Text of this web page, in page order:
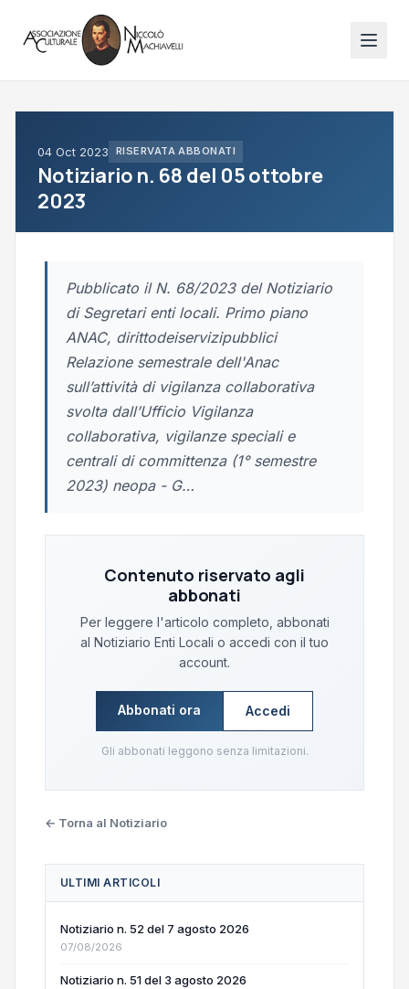
04 Oct 2023 RISERVATA ABBONATI
Notiziario n. 68 del 05 ottobre
2023
Pubblicato il N. 68/2023 del Notiziario
di Segretari enti locali. Primo piano
ANAC, dirittodeiservizipubblici
Relazione semestrale dell'Anac
sull’attività di vigilanza collaborativa
svolta dall’Ufficio Vigilanza
collaborativa, vigilanze speciali e
centrali di committenza (1° semestre
2023) neopa - G…
Contenuto riservato agli
abbonati
Per leggere l'articolo completo, abbonati
al Notiziario Enti Locali o accedi con il tuo
account.
Abbonati ora Accedi
Gli abbonati leggono senza limitazioni.
← Torna al Notiziario
ULTIMI ARTICOLI
Notiziario n. 52 del 7 agosto 2026
07/08/2026
Notiziario n. 51 del 3 agosto 2026